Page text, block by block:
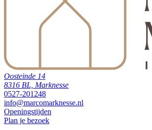
Oosteinde 14
8316 BL, Marknesse
0527-201248
info@marcomarknesse.nl
Openingstijden
Plan je bezoek